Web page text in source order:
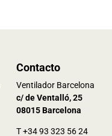
Contacto
Ventilador Barcelona
c/ de Ventalló, 25
08015 Barcelona
T +34 93 323 56 24